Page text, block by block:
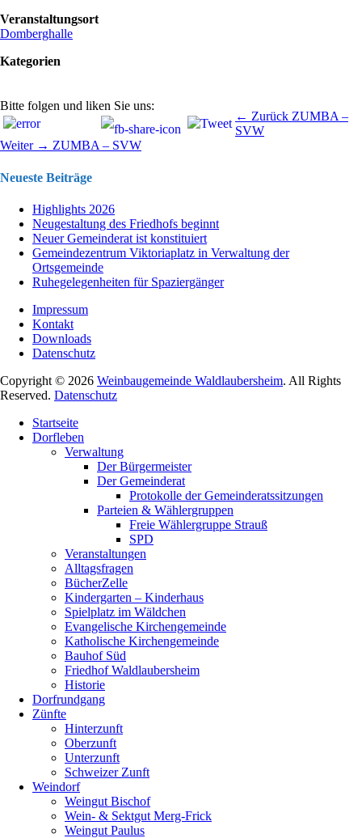
Veranstaltungsort
Domberghalle
Kategorien
Bitte folgen und liken Sie uns:
Beitragsnavigation ← Zurück ZUMBA –
SVW
Weiter → Nächster
ZUMBA – SVW
Neueste Beiträge
Highlights 2026
Neugestaltung des Friedhofs beginnt
Neuer Gemeinderat ist konstituiert
Gemeindezentrum Viktoriaplatz in Verwaltung der
Ortsgemeinde
Ruhegelegenheiten für Spaziergänger
Impressum
Kontakt
Downloads
Datenschutz
Copyright © 2026 Weinbaugemeinde Waldlaubersheim. All Rights
Reserved. Datenschutz
oben
scrollen
Startseite
Dorfleben
Verwaltung
Der Bürgermeister
Der Gemeinderat
Protokolle der Gemeinderatssitzungen
Parteien & Wählergruppen
Freie Wählergruppe Strauß
SPD
Veranstaltungen
Alltagsfragen
BücherZelle
Kindergarten – Kinderhaus
Spielplatz im Wäldchen
Evangelische Kirchengemeinde
Katholische Kirchengemeinde
Bauhof Süd
Friedhof Waldlaubersheim
Historie
Dorfrundgang
Zünfte
Hinterzunft
Oberzunft
Unterzunft
Schweizer Zunft
Weindorf
Weingut Bischof
Wein- & Sektgut Merg-Frick
Weingut Paulus